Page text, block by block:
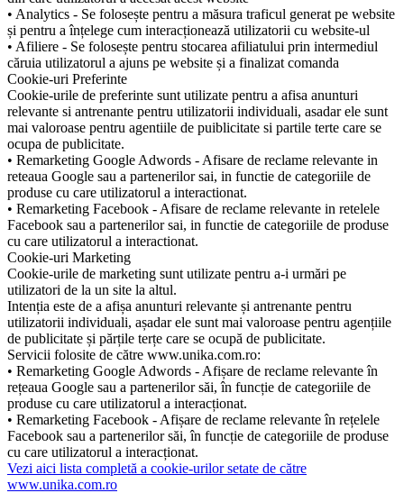
• Analytics - Se folosește pentru a măsura traficul generat pe website
și pentru a înțelege cum interacționează utilizatorii cu website-ul
• Afiliere - Se folosește pentru stocarea afiliatului prin intermediul
căruia utilizatorul a ajuns pe website și a finalizat comanda
Cookie-uri Preferinte
Cookie-urile de preferinte sunt utilizate pentru a afisa anunturi
relevante si antrenante pentru utilizatorii individuali, asadar ele sunt
mai valoroase pentru agentiile de puiblicitate si partile terte care se
ocupa de publicitate.
• Remarketing Google Adwords - Afisare de reclame relevante in
reteaua Google sau a partenerilor sai, in functie de categoriile de
produse cu care utilizatorul a interactionat.
• Remarketing Facebook - Afisare de reclame relevante in retelele
Facebook sau a partenerilor sai, in functie de categoriile de produse
cu care utilizatorul a interactionat.
Cookie-uri Marketing
Cookie-urile de marketing sunt utilizate pentru a-i urmări pe
utilizatori de la un site la altul.
Intenția este de a afișa anunturi relevante și antrenante pentru
utilizatorii individuali, așadar ele sunt mai valoroase pentru agențiile
de publicitate și părțile terțe care se ocupă de publicitate.
Servicii folosite de către www.unika.com.ro:
• Remarketing Google Adwords - Afișare de reclame relevante în
rețeaua Google sau a partenerilor săi, în funcție de categoriile de
produse cu care utilizatorul a interacționat.
• Remarketing Facebook - Afișare de reclame relevante în rețelele
Facebook sau a partenerilor săi, în funcție de categoriile de produse
cu care utilizatorul a interacționat.
Vezi aici lista completă a cookie-urilor setate de către
www.unika.com.ro